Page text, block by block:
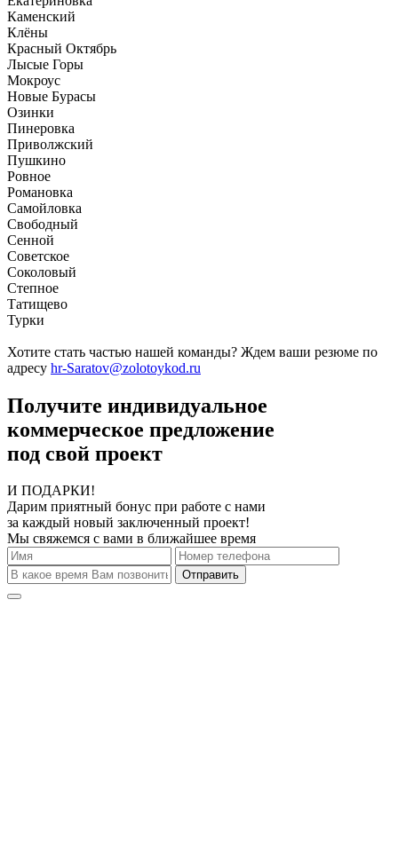
Каменский
Клёны
Красный Октябрь
Лысые Горы
Мокроус
Новые Бурасы
Озинки
Пинеровка
Приволжский
Пушкино
Ровное
Романовка
Самойловка
Свободный
Сенной
Советское
Соколовый
Степное
Татищево
Турки
Хотите стать частью нашей команды? Ждем ваши резюме по
адресу hr-Saratov@zolotoykod.ru
Получите индивидуальное
коммерческое предложение
под свой проект
И ПОДАРКИ!
Дарим приятный бонус при работе с нами
за каждый новый заключенный проект!
Мы свяжемся с вами в ближайшее время
Отправить